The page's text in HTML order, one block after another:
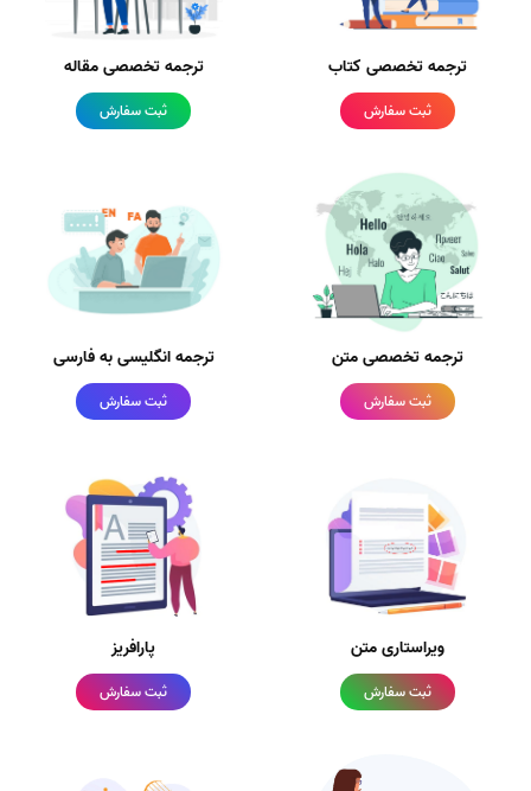
ترجمه تخصصی کتاب
ثبت سفارش
ترجمه تخصصی مقاله
ثبت سفارش
ترجمه تخصصی متن
ثبت سفارش
ترجمه انگلیسی به فارسی
ثبت سفارش
ویراستاری متن
ثبت سفارش
پارافریز
ثبت سفارش